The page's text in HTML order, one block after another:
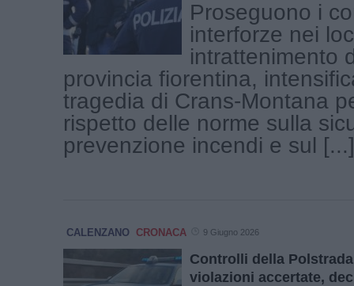
Proseguono i
interforze nei
intrattenimento
provincia fiorentina,
tragedia di Crans-Montana
rispetto delle norme sulla
prevenzione incendi e sul [...]
CALENZANO CRONACA 9 Giugno 2026
Controlli della
violazioni accertate,